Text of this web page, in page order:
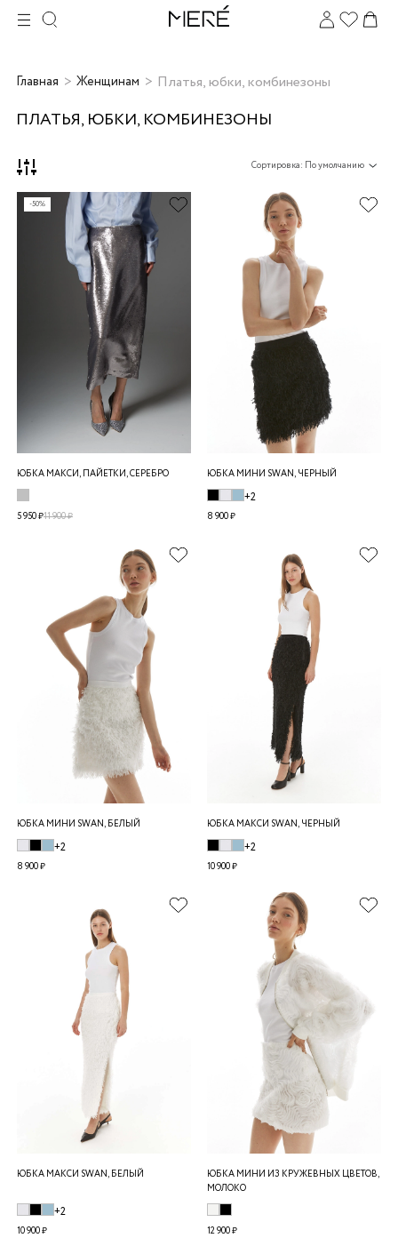
Главная Женщинам Платья, юбки, комбинезоны
ПЛАТЬЯ, ЮБКИ, КОМБИНЕЗОНЫ
Сортировка: По умолчанию
-50%
ЮБКА МАКСИ, ПАЙЕТКИ, СЕРЕБРО
5 950 ₽11 900 ₽
ЮБКА МИНИ SWAN, ЧЕРНЫЙ
+2
8 900 ₽
ЮБКА МИНИ SWAN, БЕЛЫЙ
+2
8 900 ₽
ЮБКА МАКСИ SWAN, ЧЕРНЫЙ
+2
10 900 ₽
ЮБКА МАКСИ SWAN, БЕЛЫЙ
+2
10 900 ₽
ЮБКА МИНИ ИЗ КРУЖЕВНЫХ ЦВЕТОВ,
МОЛОКО
12 900 ₽